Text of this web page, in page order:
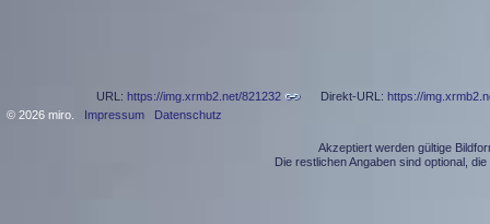
URL: https://img.xrmb2.net/821232 Direkt-URL: https://
© 2026 miro. Impressum Datenschutz
Akzeptiert werden gültige
Die restlichen Angaben sind optional,